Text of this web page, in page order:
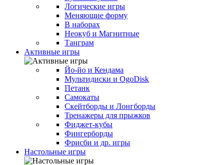
Логические игры
Меняющие форму
В наборах
Неокуб и Магнитные
Танграм
Активные игры
Йо-йо и Кендама
Мультидиски и OgoDisk
Петанк
Самокаты
Скейтборды и Лонгборды
Тренажеры для прыжков
Фиджет-кубы
Фингерборды
Фрисби и др. игры
Настольные игры